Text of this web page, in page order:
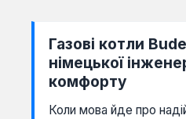
Газові котли
німецької
комфорту
Коли мова йде про